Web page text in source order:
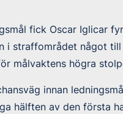
fick Oscar Iglicar
i straffområdet något
målvaktens högra
innan
hälften av den första